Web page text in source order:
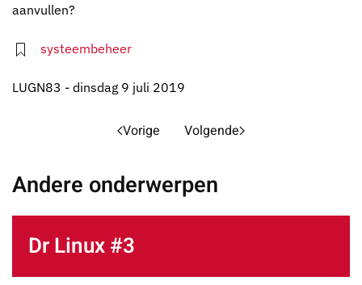
aanvullen?
systeembeheer
LUGN83 - dinsdag 9 juli 2019
Vorige Volgende
Andere onderwerpen
Dr Linux #3